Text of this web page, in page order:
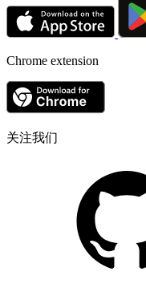
Chrome extension
关注我们